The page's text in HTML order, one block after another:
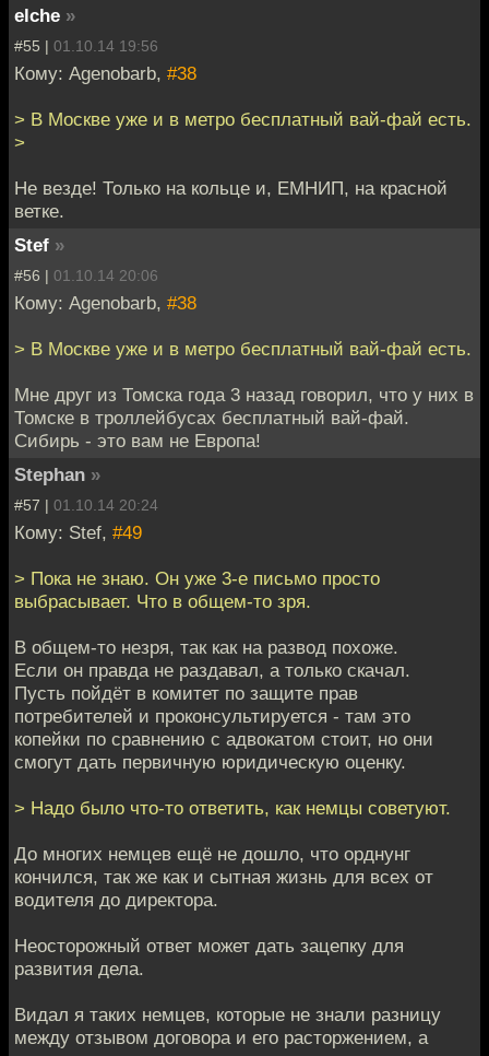
elche »
#55 | 01.10.14 19:56
Кому: Agenobarb, #38
> В Москве уже и в метро бесплатный вай-фай есть.
>
Не везде! Только на кольце и, ЕМНИП, на красной
ветке.
Stef »
#56 | 01.10.14 20:06
Кому: Agenobarb, #38
> В Москве уже и в метро бесплатный вай-фай есть.
Мне друг из Томска года 3 назад говорил, что у них в
Томске в троллейбусах бесплатный вай-фай.
Сибирь - это вам не Европа!
Stephan »
#57 | 01.10.14 20:24
Кому: Stef, #49
> Пока не знаю. Он уже 3-е письмо просто
выбрасывает. Что в общем-то зря.
В общем-то незря, так как на развод похоже.
Если он правда не раздавал, а только скачал.
Пусть пойдёт в комитет по защите прав
потребителей и проконсультируется - там это
копейки по сравнению с адвокатом стоит, но они
смогут дать первичную юридическую оценку.
> Надо было что-то ответить, как немцы советуют.
До многих немцев ещё не дошло, что орднунг
кончился, так же как и сытная жизнь для всех от
водителя до директора.
Неосторожный ответ может дать зацепку для
развития дела.
Видал я таких немцев, которые не знали разницу
между отзывом договора и его расторжением, а